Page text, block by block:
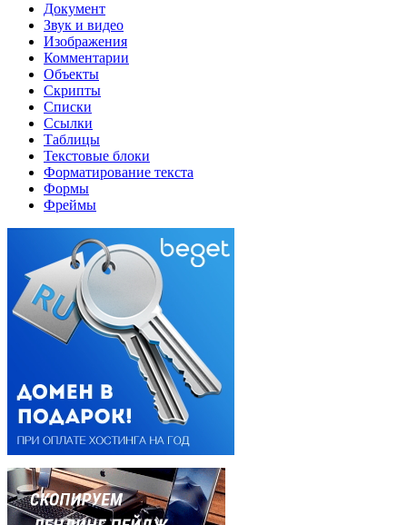
Документ
Звук и видео
Изображения
Комментарии
Объекты
Скрипты
Списки
Ссылки
Таблицы
Текстовые блоки
Форматирование текста
Формы
Фреймы